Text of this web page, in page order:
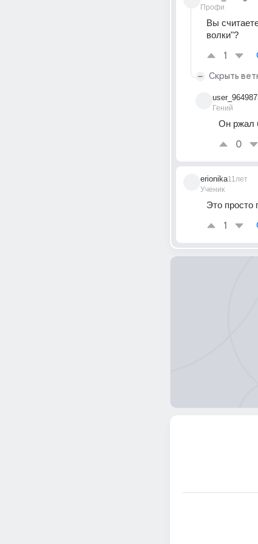
Профи
Вы
волки"?
1
Скрыть
Гений
Он ржал
0
erionika
Ученик
11лет
Это просто
1